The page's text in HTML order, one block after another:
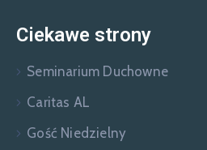
Ciekawe strony
Seminarium Duchowne
Caritas AL
Gość Niedzielny